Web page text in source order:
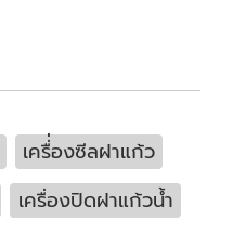
เครื่่องซีลฝาแก้ว
เครื่องปิดฝาแก้วน้ำ